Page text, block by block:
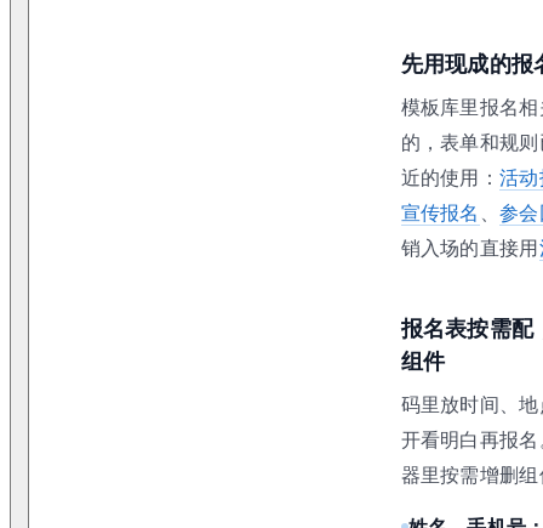
先用现成的报
模板库里报名
的，表单和规
近的使用：活
宣传报名 、参
销入场的直接用
报名表按需配
组件
码里放时间、
开看明白再报
器里按需增删